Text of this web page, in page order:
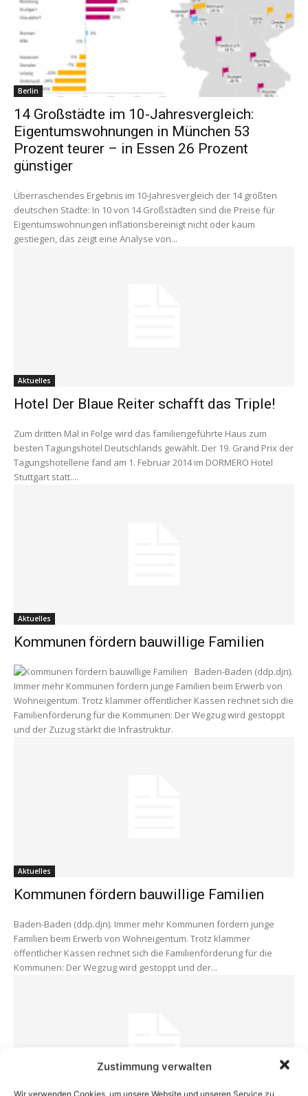
Zustimmung verwalten
Wir verwenden Cookies, um unsere Website und unseren Service zu
Berlin
14 Großstädte im 10-Jahresvergleich:
Eigentumswohnungen in München 53
Prozent teurer – in Essen 26 Prozent
günstiger
Überraschendes Ergebnis im 10-Jahresvergleich der 14 größten
deutschen Städte: In 10 von 14 Großstädten sind die Preise für
Eigentumswohnungen inflationsbereinigt nicht oder kaum
gestiegen, das zeigt eine Analyse von...
Aktuelles
Hotel Der Blaue Reiter schafft das Triple!
Zum dritten Mal in Folge wird das familiengeführte Haus zum
besten Tagungshotel Deutschlands gewählt. Der 19. Grand Prix der
Tagungshotellerie fand am 1. Februar 2014 im DORMERO Hotel
Stuttgart statt....
Aktuelles
Kommunen fördern bauwillige Familien
Baden-Baden (ddp.djn).
Immer mehr Kommunen fördern junge Familien beim Erwerb von
Wohneigentum. Trotz klammer öffentlicher Kassen rechnet sich die
Familienförderung für die Kommunen: Der Wegzug wird gestoppt
und der Zuzug stärkt die Infrastruktur.
Aktuelles
Kommunen fördern bauwillige Familien
Baden-Baden (ddp.djn). Immer mehr Kommunen fördern junge
Familien beim Erwerb von Wohneigentum. Trotz klammer
öffentlicher Kassen rechnet sich die Familienförderung für die
Kommunen: Der Wegzug wird gestoppt und der...